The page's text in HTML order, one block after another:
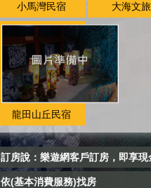
小馬灣民宿 大海文旅
龍田山丘民宿
訂房說：樂遊網客戶訂房，即享現
依(基本消費服務)找房